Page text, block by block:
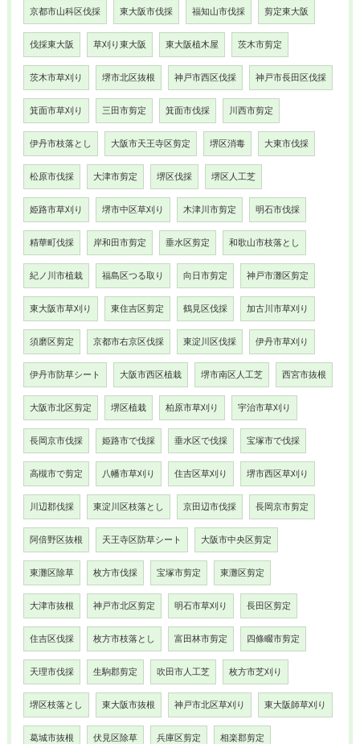
京都市山科区伐採 東大阪市伐採 福知山市伐採 剪定東大阪
伐採東大阪 草刈り東大阪 東大阪植木屋 茨木市剪定
茨木市草刈り 堺市北区抜根 神戸市西区伐採 神戸市長田区伐採
箕面市草刈り 三田市剪定 箕面市伐採 川西市剪定
伊丹市枝落とし 大阪市天王寺区剪定 堺区消毒 大東市伐採
松原市伐採 大津市剪定 堺区伐採 堺区人工芝
姫路市草刈り 堺市中区草刈り 木津川市剪定 明石市伐採
精華町伐採 岸和田市剪定 垂水区剪定 和歌山市枝落とし
紀ノ川市植栽 福島区つる取り 向日市剪定 神戸市灘区剪定
東大阪市草刈り 東住吉区剪定 鶴見区伐採 加古川市草刈り
須磨区剪定 京都市右京区伐採 東淀川区伐採 伊丹市草刈り
伊丹市防草シート 大阪市西区植栽 堺市南区人工芝 西宮市抜根
大阪市北区剪定 堺区植栽 柏原市草刈り 宇治市草刈り
長岡京市伐採 姫路市で伐採 垂水区で伐採 宝塚市で伐採
高槻市で剪定 八幡市草刈り 住吉区草刈り 堺市西区草刈り
川辺郡伐採 東淀川区枝落とし 京田辺市伐採 長岡京市剪定
阿倍野区抜根 天王寺区防草シート 大阪市中央区剪定
東灘区除草 枚方市伐採 宝塚市剪定 東灘区剪定
大津市抜根 神戸市北区剪定 明石市草刈り 長田区剪定
住吉区伐採 枚方市枝落とし 富田林市剪定 四條畷市剪定
天理市伐採 生駒郡剪定 吹田市人工芝 枚方市芝刈り
堺区枝落とし 東大阪市抜根 神戸市北区草刈り 東大阪師草刈り
葛城市抜根 伏見区除草 兵庫区剪定 相楽郡剪定